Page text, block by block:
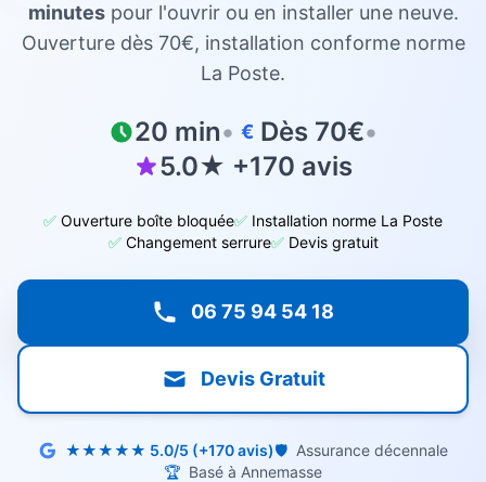
minutespour l'ouvrir ou en installer une neuve.
Ouverture dès 70€, installation conforme norme
La Poste.
20 min• € Dès 70€•
5.0★ +170 avis
✅ Ouverture boîte bloquée✅ Installation norme La Poste
✅ Changement serrure✅ Devis gratuit
06 75 94 54 18
Devis Gratuit
★★★★★ 5.0/5 (+170 avis)🛡️ Assurance décennale
🏆 Basé à Annemasse